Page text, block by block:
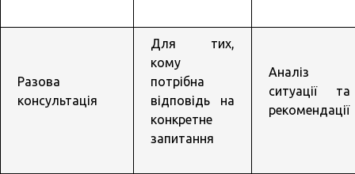
Разова
консультація
Для тих,
кому
потрібна
відповідь на
конкретне
запитання
Аналіз
ситуації та
рекомендації